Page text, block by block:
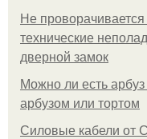
Не
технические
дверной замок
Можно ли есть
арбузом или тортом
Силовые кабели от